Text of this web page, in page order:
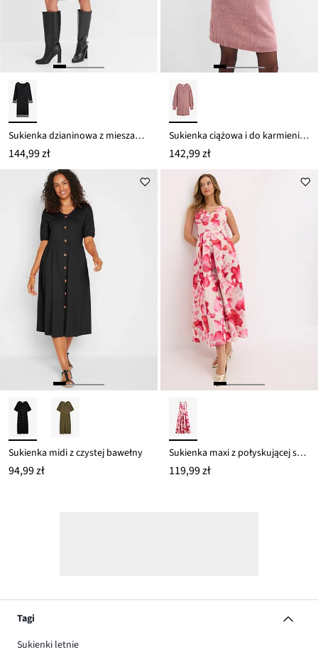
Sukienka dzianinowa z mieszanki wiskozy
144,99 zł
Sukienka ciążowa i do karmienia z długą plisą guzikową
142,99 zł
Sukienka midi z czystej bawełny
94,99 zł
Sukienka maxi z połyskującej satyny
119,99 zł
Tagi
Sukienki letnie